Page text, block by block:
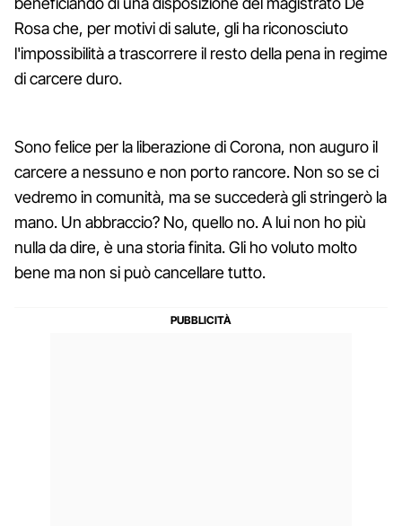
Rosa che, per motivi di salute, gli ha riconosciuto
l'impossibilità a trascorrere il resto della pena in regime
di carcere duro.
Sono felice per la liberazione di Corona, non auguro il
carcere a nessuno e non porto rancore. Non so se ci
vedremo in comunità, ma se succederà gli stringerò la
mano. Un abbraccio? No, quello no. A lui non ho più
nulla da dire, è una storia finita. Gli ho voluto molto
bene ma non si può cancellare tutto.